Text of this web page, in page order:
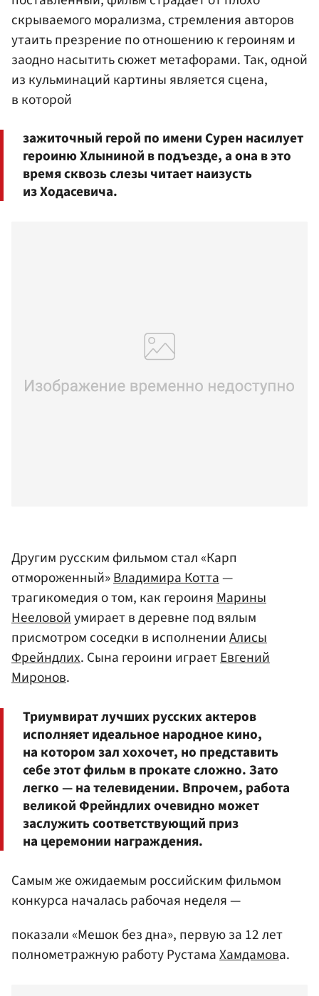
скрываемого морализма, стремления авторов
утаить презрение по отношению к героиням и
заодно насытить сюжет метафорами. Так, одной
из кульминаций картины является сцена,
в которой
зажиточный герой по имени Сурен насилует
героиню Хлыниной в подъезде, а она в это
время сквозь слезы читает наизусть
из Ходасевича.
Другим русским фильмом стал «Карп
отмороженный»Владимира Котта—
трагикомедия о том, как героиняМарины
Нееловойумирает в деревне под вялым
присмотром соседки в исполненииАлисы
Фрейндлих. Сына героини играетЕвгений
Миронов.
Триумвират лучших русских актеров
исполняет идеальное народное кино,
на котором зал хохочет, но представить
себе этот фильм в прокате сложно. Зато
легко — на телевидении. Впрочем, работа
великой Фрейндлих очевидно может
заслужить соответствующий приз
на церемонии награждения.
Самым же ожидаемым российским фильмом
конкурса началась рабочая неделя —
показали «Мешок без дна», первую за 12 лет
полнометражную работу РустамаХамдамова.